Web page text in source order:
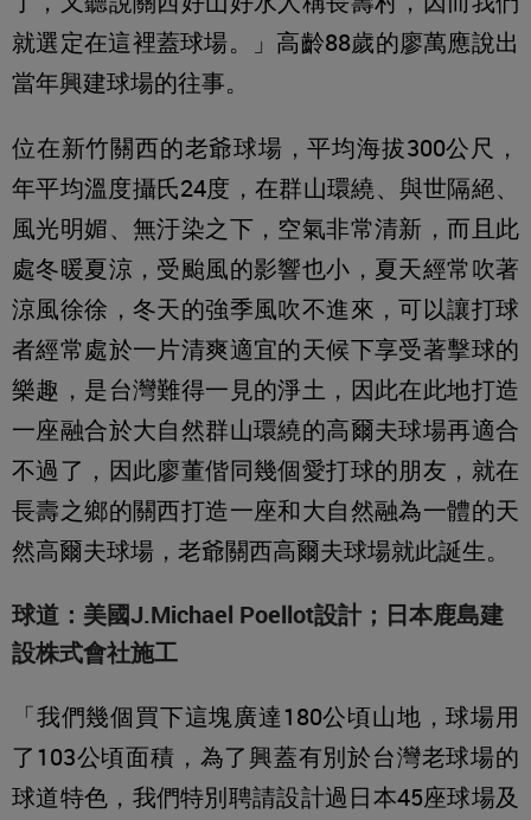
就選定在這裡蓋球場。」高齡88歲的廖萬應說出
當年興建球場的往事。
位在新竹關西的老爺球場，平均海拔300公尺，
年平均溫度攝氏24度，在群山環繞、與世隔絕、
風光明媚、無汙染之下，空氣非常清新，而且此
處冬暖夏涼，受颱風的影響也小，夏天經常吹著
涼風徐徐，冬天的強季風吹不進來，可以讓打球
者經常處於一片清爽適宜的天候下享受著擊球的
樂趣，是台灣難得一見的淨土，因此在此地打造
一座融合於大自然群山環繞的高爾夫球場再適合
不過了，因此廖董偕同幾個愛打球的朋友，就在
長壽之鄉的關西打造一座和大自然融為一體的天
然高爾夫球場，老爺關西高爾夫球場就此誕生。
球道：美國J.Michael Poellot設計；日本鹿島建
設株式會社施工
「我們幾個買下這塊廣達180公頃山地，球場用
了103公頃面積，為了興蓋有別於台灣老球場的
球道特色，我們特別聘請設計過日本45座球場及